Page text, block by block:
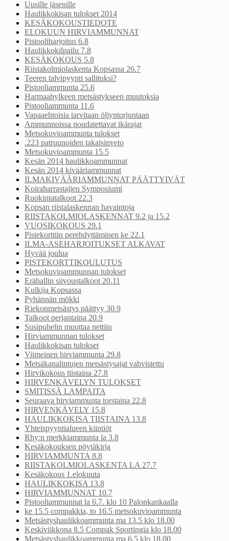
Uusille jäsenille
Haulikkokisan tulokset 2014
KESÄKOKOUSTIEDOTE
ELOKUUN HIRVIAMMUNNAT
Pistooliharjoitus 6.8
Haulikkokilpailu 7.8
KESÄKOKOUS 5.8
Riistakolmiolaskenta Kopsassa 26.7
Teeren talvipyynti sallituksi?
Pistooliammunta 25.6
Harmaahylkeen metsästykseen muutoksia
Pistooliammunta 11.6
Vapaaehtoisia tarvitaan öljyntorjuntaan
Ammunnoissa noudatettavat ikärajat
Metsokuvioammunta tulokset
.223 patruunoiden takaisinveto
Metsokuvioammunta 15.5
Kesän 2014 haulikkoammunnat
Kesän 2014 kivääriammunnat
ILMAKIVÄÄRIAMMUNNAT PÄÄTTYIVÄT
Koiraharrastajien Symposiumi
Ruokintatalkoot 22.3
Kopsan riistalaskennan havaintoja
RIISTAKOLMIOLASKENNAT 9.2 ja 15.2
VUOSIKOKOUS 29.1
Pistekorttiin perehdyttäminen ke 22.1
ILMA-ASEHARJOITUKSET ALKAVAT
Hyvää joulua
PISTEKORTTIKOULUTUS
Metsokuvioammunnan tulokset
Erähallin siivoustalkoot 20.11
Kulkija Kopsassa
Pyhännän mökki
Riekonmetsästys päättyy 30.9
Talkoot perjantaina 20.9
Susipuhelin muuttaa nettiin
Hirviammunnan tulokset
Haulikkokisan tulokset
Viimeinen hirviammunta 29.8
Metsäkanalintujen metsästysajat vahvistettu
Hirvikokous tiistaina 27.8
HIRVENKÄVELYN TULOKSET
SMITISSÄ LAMPAITA
Seuraava hirviammunta torstaina 22.8
HIRVENKÄVELY 15.8
HAULIKKOKISA TIISTAINA 13.8
Yhteispyyntialueen kiintiöt
Rhy:n merkkiammunta la 3.8
Kesäkokouksen pöytäkirja
HIRVIAMMUNTA 8.8
RIISTAKOLMIOLASKENTA LA 27.7
Kesäkokous 1.elokuuta
HAULIKKOKISA 13.8
HIRVIAMMUNNAT 10.7
Pistooliammunnat la 6.7. klo 10 Palonkankaalla
ke 15.5 compakkia, to 16.5 metsokuvioammunta
Metsästyshaulikkoammunta ma 13.5 klo 18.00
Keskiviikkona 8.5 Compak Sportingia klo 18.00
Metsästyshaulikkoammunta ma 6.5 klo 18.00